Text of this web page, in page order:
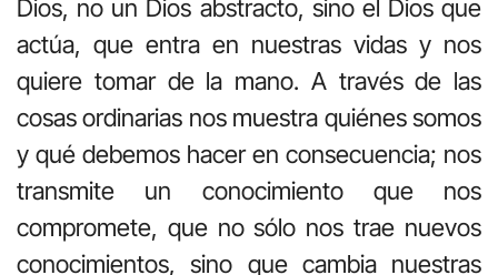
Dios, no un Dios abstracto, sino el Dios que
actúa, que entra en nuestras vidas y nos
quiere tomar de la mano. A través de las
cosas ordinarias nos muestra quiénes somos
y qué debemos hacer en consecuencia; nos
transmite un conocimiento que nos
compromete, que no sólo nos trae nuevos
conocimientos, sino que cambia nuestras